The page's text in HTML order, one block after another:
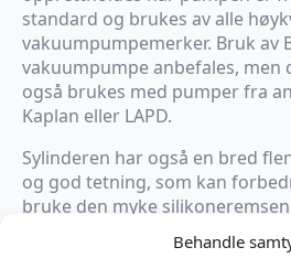
Behandle
standard og brukes av alle
vakuumpumpemerker. Bruk av
vakuumpumpe anbefales, men
også brukes med pumper fra
Kaplan eller LAPD.
Sylinderen har også en bred
og god tetning, som kan
bruke den myke